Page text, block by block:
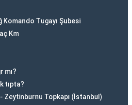
Komando Tugayı Şubesi
Km
mı?
tıpta?
Zeytinburnu Topkapı (İstanbul)